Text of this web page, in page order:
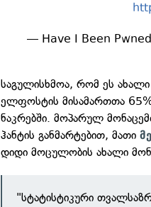
— Have I Been
საგულისხმოა, რომ ეს ახალი
ელფოსტის მისამართთა 65%
ნაკრებში. მოპარულ
ჰანტის განმარტებით, მათი
დიდი მოცულობის ახალი
"სტატისტიკური